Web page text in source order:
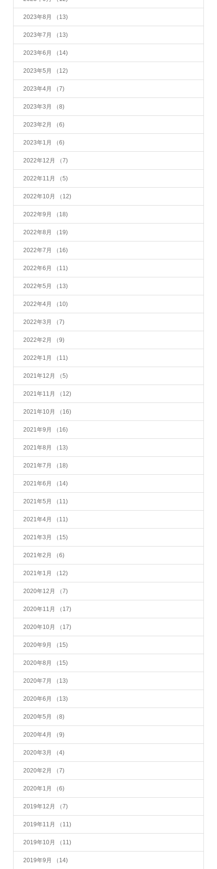
2023年8月 （13)
2023年7月 （13)
2023年6月 （14)
2023年5月 （12)
2023年4月 （7)
2023年3月 （8)
2023年2月 （6)
2023年1月 （6)
2022年12月 （7)
2022年11月 （5)
2022年10月 （12)
2022年9月 （18)
2022年8月 （19)
2022年7月 （16)
2022年6月 （11)
2022年5月 （13)
2022年4月 （10)
2022年3月 （7)
2022年2月 （9)
2022年1月 （11)
2021年12月 （5)
2021年11月 （12)
2021年10月 （16)
2021年9月 （16)
2021年8月 （13)
2021年7月 （18)
2021年6月 （14)
2021年5月 （11)
2021年4月 （11)
2021年3月 （15)
2021年2月 （6)
2021年1月 （12)
2020年12月 （7)
2020年11月 （17)
2020年10月 （17)
2020年9月 （15)
2020年8月 （15)
2020年7月 （13)
2020年6月 （13)
2020年5月 （8)
2020年4月 （9)
2020年3月 （4)
2020年2月 （7)
2020年1月 （6)
2019年12月 （7)
2019年11月 （11)
2019年10月 （11)
2019年9月 （14)